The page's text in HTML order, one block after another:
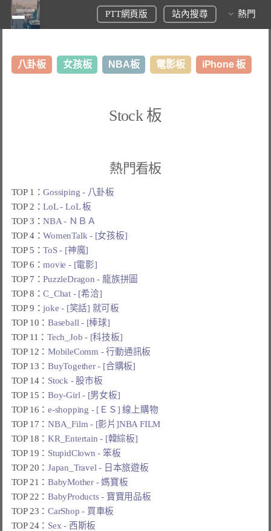
PTT網頁版 站內搜尋 熱門
八卦板 女孩板 NBA板 電影板 iPhone 板
Stock 板
熱門看板
TOP 1：Gossiping - 八卦板
TOP 2：LoL - LoL 板
TOP 3：NBA - ＮＢＡ
TOP 4：WomenTalk - [女孩板]
TOP 5：ToS - [神魔]
TOP 6：movie - [電影]
TOP 7：PuzzleDragon - 龍族拼圖
TOP 8：C_Chat - [希洽]
TOP 9：joke - [笑話] 就可板
TOP 10：Baseball - [棒球]
TOP 11：Tech_Job - [科技板]
TOP 12：MobileComm - 行動通訊板
TOP 13：BuyTogether - [合購板]
TOP 14： Stock - 股市板
TOP 15：Boy-Girl - [男女板]
TOP 16：e-shopping - [ＥＳ] 線上購物
TOP 17：NBA_Film - [影片]NBA FILM
TOP 18：KR_Entertain - [韓綜板]
TOP 19： StupidClown - 笨板
TOP 20：Japan_Travel - 日本旅遊板
TOP 21：BabyMother - 媽寶板
TOP 22：BabyProducts - 寶寶用品板
TOP 23：CarShop - 買車板
TOP 24： Sex - 西斯板